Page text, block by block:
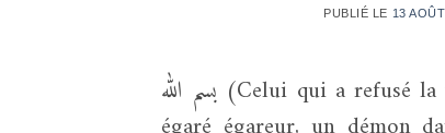
PUBLIÉ LE 13
بسم الله (Celui qui a refusé la vérité et a divergé avec les pieux qui l’ont précédé est un